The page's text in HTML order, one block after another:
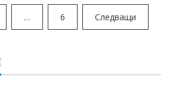
… 6 Следващи